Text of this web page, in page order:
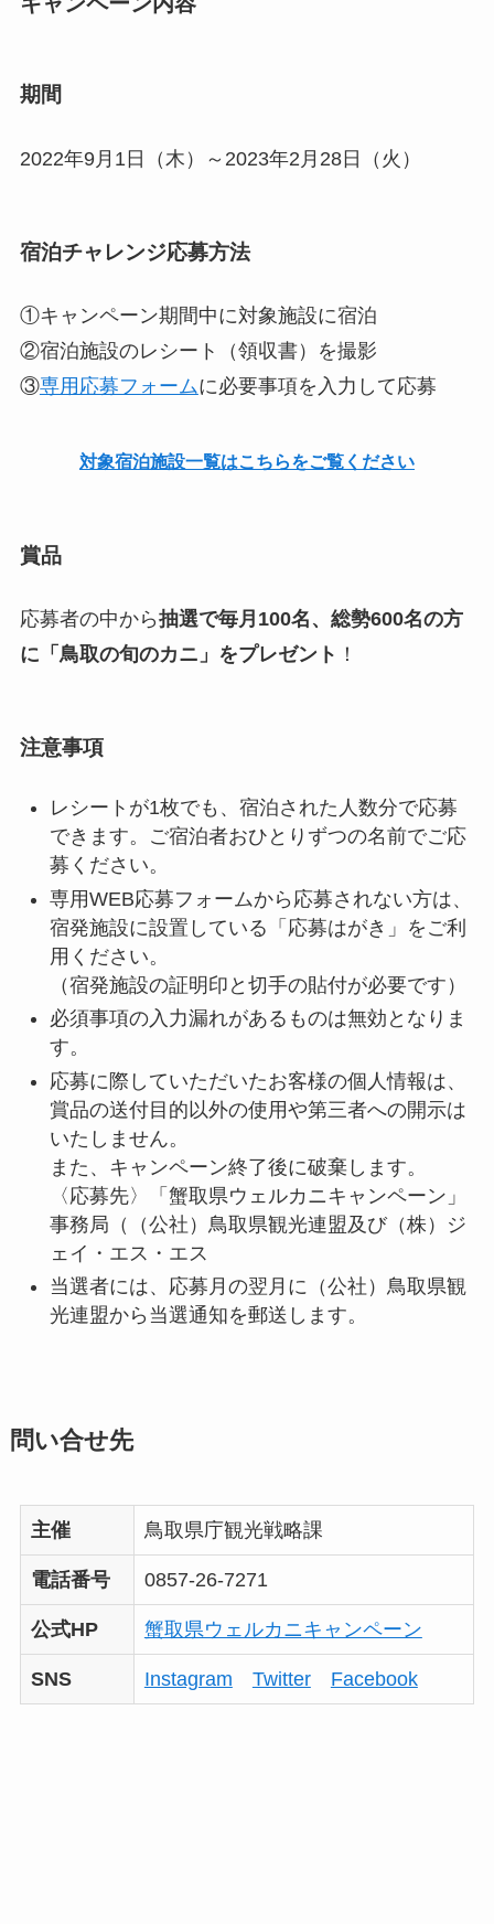
期間
2022年9月1日（木）～2023年2月28日（火）
宿泊チャレンジ応募方法
①キャンペーン期間中に対象施設に宿泊
②宿泊施設のレシート（領収書）を撮影
③専用応募フォームに必要事項を入力して応募
対象宿泊施設一覧はこちらをご覧ください
賞品
応募者の中から抽選で毎月100名、総勢600名の方
に「鳥取の旬のカニ」をプレゼント ！
注意事項
レシートが1枚でも、宿泊された人数分で応募
できます。ご宿泊者おひとりずつの名前でご応
募ください。
専用WEB応募フォームから応募されない方は、
宿発施設に設置している「応募はがき」をご利
用ください。
（宿発施設の証明印と切手の貼付が必要です）
必須事項の入力漏れがあるものは無効となりま
す。
応募に際していただいたお客様の個人情報は、
賞品の送付目的以外の使用や第三者への開示は
いたしません。
また、キャンペーン終了後に破棄します。
〈応募先〉「蟹取県ウェルカニキャンペーン」
事務局（（公社）鳥取県観光連盟及び（株）ジ
ェイ・エス・エス
当選者には、応募月の翌月に（公社）鳥取県観
光連盟から当選通知を郵送します。
問い合せ先
主催 鳥取県庁観光戦略課
電話番号 0857-26-7271
公式HP 蟹取県ウェルカニキャンペーン
SNS Instagram Twitter Facebook